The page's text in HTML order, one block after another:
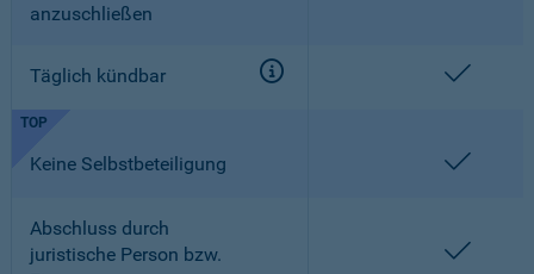
anzuschließen
Täglich kündbar
TOP
Keine Selbstbeteiligung
Abschluss durch
juristische Person bzw.